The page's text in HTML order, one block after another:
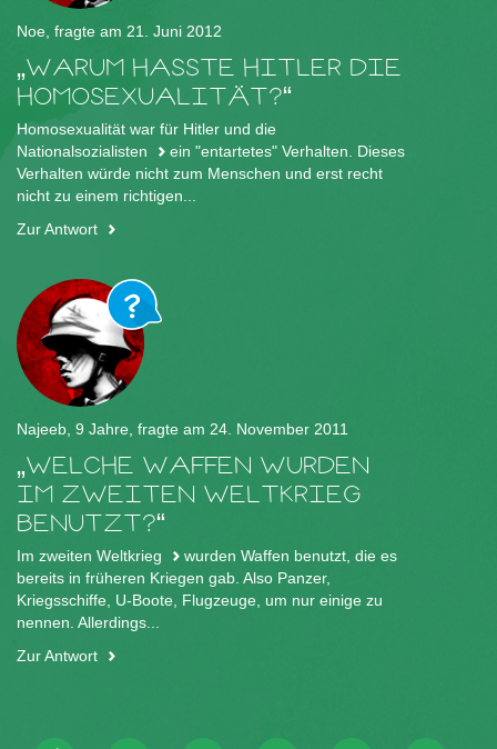
Noe, fragte am 21. Juni 2012
WARUM HASSTE HITLER DIE
HOMOSEXUALITÄT?
Homosexualität war für Hitler und die
Nationalsozialisten
ein "entartetes" Verhalten. Dieses
Verhalten würde nicht zum Menschen und erst recht
nicht zu einem richtigen...
Zur Antwort
Najeeb, 9 Jahre, fragte am 24. November 2011
WELCHE WAFFEN WURDEN
IM ZWEITEN WELTKRIEG
BENUTZT?
Im zweiten Weltkrieg
wurden Waffen benutzt, die es
bereits in früheren Kriegen gab. Also Panzer,
Kriegsschiffe, U-Boote, Flugzeuge, um nur einige zu
nennen. Allerdings...
Zur Antwort